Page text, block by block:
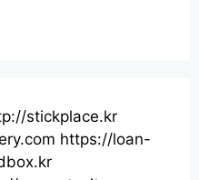
stickplace.kr
https://loan-